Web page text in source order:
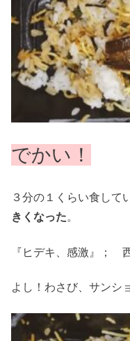
でかい！
３分の１くらい食して
きくなった。
『ヒデキ、感激』；
よし！わさび、サンシ